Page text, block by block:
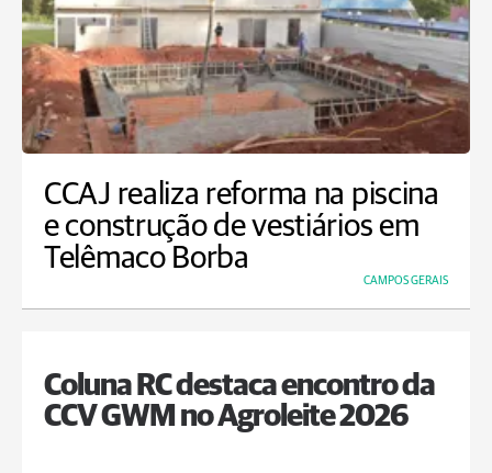
CCAJ realiza reforma na piscina
e construção de vestiários em
Telêmaco Borba
CAMPOS GERAIS
Coluna RC destaca encontro da
CCV GWM no Agroleite 2026